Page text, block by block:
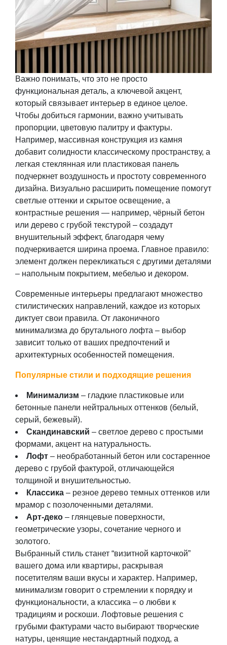
Важно понимать, что это не просто
функциональная деталь, а ключевой акцент,
который связывает интерьер в единое целое.
Чтобы добиться гармонии, важно учитывать
пропорции, цветовую палитру и фактуры.
Например, массивная конструкция из камня
добавит солидности классическому пространству, а
легкая стеклянная или пластиковая панель
подчеркнет воздушность и простоту современного
дизайна. Визуально расширить помещение помогут
светлые оттенки и скрытое освещение, а
контрастные решения — например, чёрный бетон
или дерево с грубой текстурой – создадут
внушительный эффект, благодаря чему
подчеркивается ширина проема. Главное правило:
элемент должен перекликаться с другими деталями
– напольным покрытием, мебелью и декором.
Современные интерьеры предлагают множество
стилистических направлений, каждое из которых
диктует свои правила. От лаконичного
минимализма до брутального лофта – выбор
зависит только от ваших предпочтений и
архитектурных особенностей помещения.
Популярные стили и подходящие решения
Минимализм – гладкие пластиковые или
бетонные панели нейтральных оттенков (белый,
серый, бежевый).
Скандинавский – светлое дерево с простыми
формами, акцент на натуральность.
Лофт – необработанный бетон или состаренное
дерево с грубой фактурой, отличающейся
толщиной и внушительностью.
Классика – резное дерево темных оттенков или
мрамор с позолоченными деталями.
Арт-деко – глянцевые поверхности,
геометрические узоры, сочетание черного и
золотого.
Выбранный стиль станет “визитной карточкой”
вашего дома или квартиры, раскрывая
посетителям ваши вкусы и характер. Например,
минимализм говорит о стремлении к порядку и
функциональности, а классика – о любви к
традициям и роскоши. Лофтовые решения с
грубыми фактурами часто выбирают творческие
натуры, ценящие нестандартный подход, а